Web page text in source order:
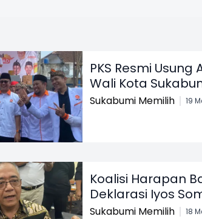
PKS Resmi
Wali Kota
Sukabumi Memilih 19
Koalisi Harapan
Deklarasi Iyos
Sukabumi Memilih 18